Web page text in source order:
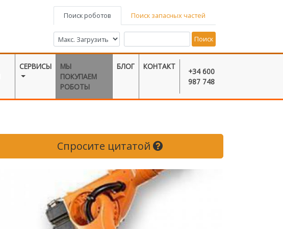
Поиск роботов Поиск запасных частей
Поиск
СЕРВИСЫ
МЫ
ПОКУПАЕМ
РОБОТЫ
БЛОГ КОНТАКТ
+34 600
987 748
Спросите цитатой